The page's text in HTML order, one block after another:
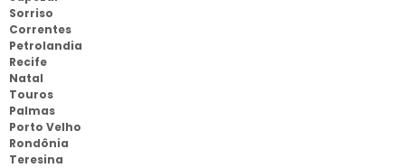
Sorriso
Correntes
Petrolandia
Recife
Natal
Touros
Palmas
Porto Velho
Rondônia
Teresina